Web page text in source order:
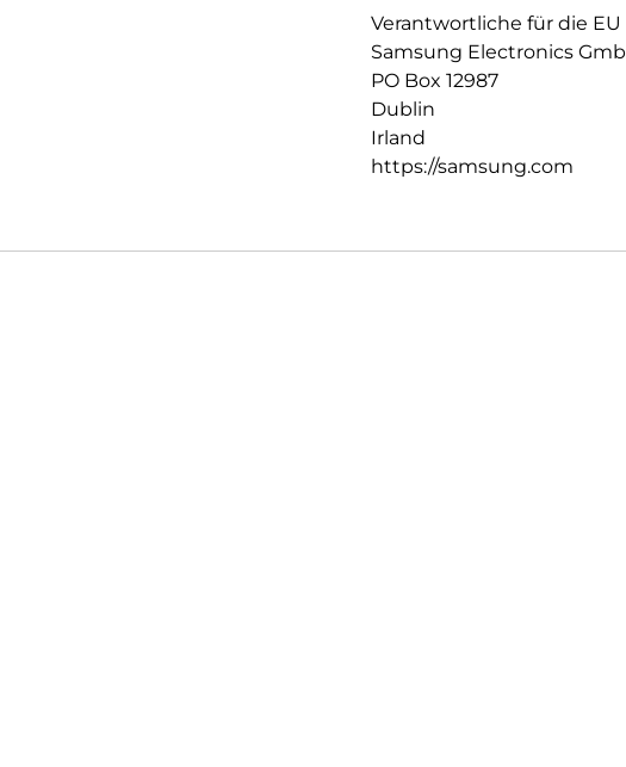
Verantwortliche für die EU
Samsung Electronics
PO Box 12987
Dublin
Irland
https://samsung.com